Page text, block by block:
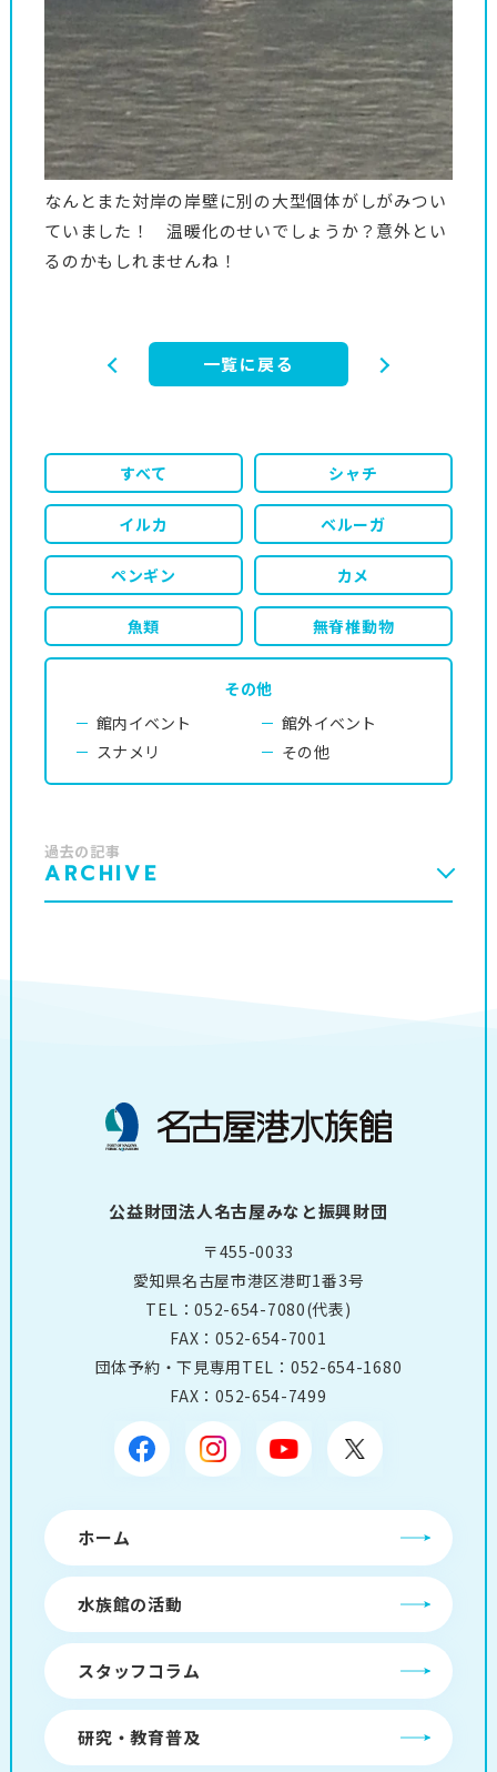
なんとまた対岸の岸壁に別の大型個体がしがみつい
ていました！ 温暖化のせいでしょうか？意外とい
るのかもしれませんね！
一覧に戻る
すべて シャチ
イルカ ベルーガ
ペンギン カメ
魚類 無脊椎動物
その他
館内イベント
館外イベント
スナメリ
その他
過去の記事
ARCHIVE
公益財団法人名古屋みなと振興財団
〒455-0033
愛知県名古屋市港区港町1番3号
TEL：052-654-7080(代表)
FAX：052-654-7001
団体予約・下見専用TEL： 052-654-1680
FAX：052-654-7499
ホーム
水族館の活動
スタッフコラム
研究・教育普及